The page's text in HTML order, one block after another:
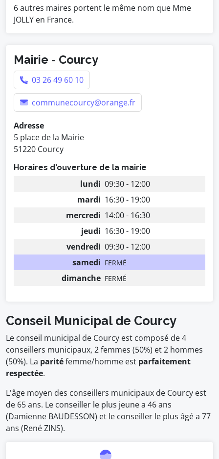
6 autres maires portent le même nom que Mme
JOLLY en France.
Mairie - Courcy
03 26 49 60 10
communecourcy@orange.fr
Adresse
5 place de la Mairie
51220 Courcy
Horaires d'ouverture de la mairie
lundi 09:30 - 12:00
mardi 16:30 - 19:00
mercredi 14:00 - 16:30
jeudi 16:30 - 19:00
vendredi 09:30 - 12:00
samedi FERMÉ
dimanche FERMÉ
Conseil Municipal de Courcy
Le conseil municipal de Courcy est composé de 4
conseillers municipaux, 2 femmes (50%) et 2 hommes
(50%). La paritéfemme/homme est parfaitement
respectée.
L'âge moyen des conseillers municipaux de Courcy est
de 65 ans. Le conseiller le plus jeune a 46 ans
(Damienne BAUDESSON) et le conseiller le plus âgé a 77
ans (René ZINS).